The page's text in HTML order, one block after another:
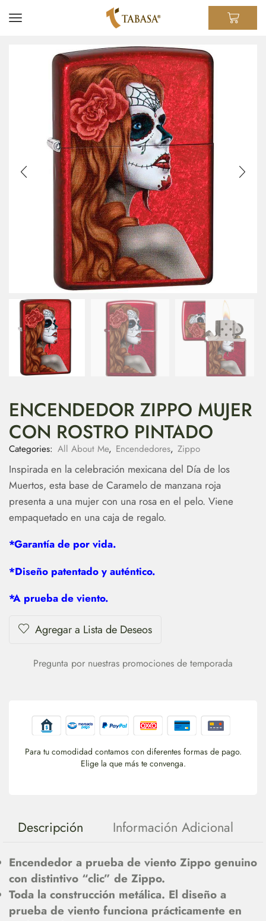
ENCENDEDOR ZIPPO MUJER
CON ROSTRO PINTADO
Categories: All About Me, Encendedores, Zippo
Inspirada en la celebración mexicana del Día de los
Muertos, esta base de Caramelo de manzana roja
presenta a una mujer con una rosa en el pelo. Viene
empaquetado en una caja de regalo.
*Garantía de por vida.
*Diseño patentado y auténtico.
*A prueba de viento.
Agregar a Lista de Deseos
Pregunta por nuestras promociones de temporada
Para tu comodidad contamos con diferentes formas de pago.
Elige la que más te convenga.
Descripción Información Adicional
Encendedor a prueba de viento Zippo genuino
con distintivo “clic” de Zippo.
Toda la construcción metálica. El diseño a
prueba de viento funciona prácticamente en